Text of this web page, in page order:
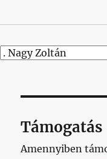
Támogatás
Amennyiben